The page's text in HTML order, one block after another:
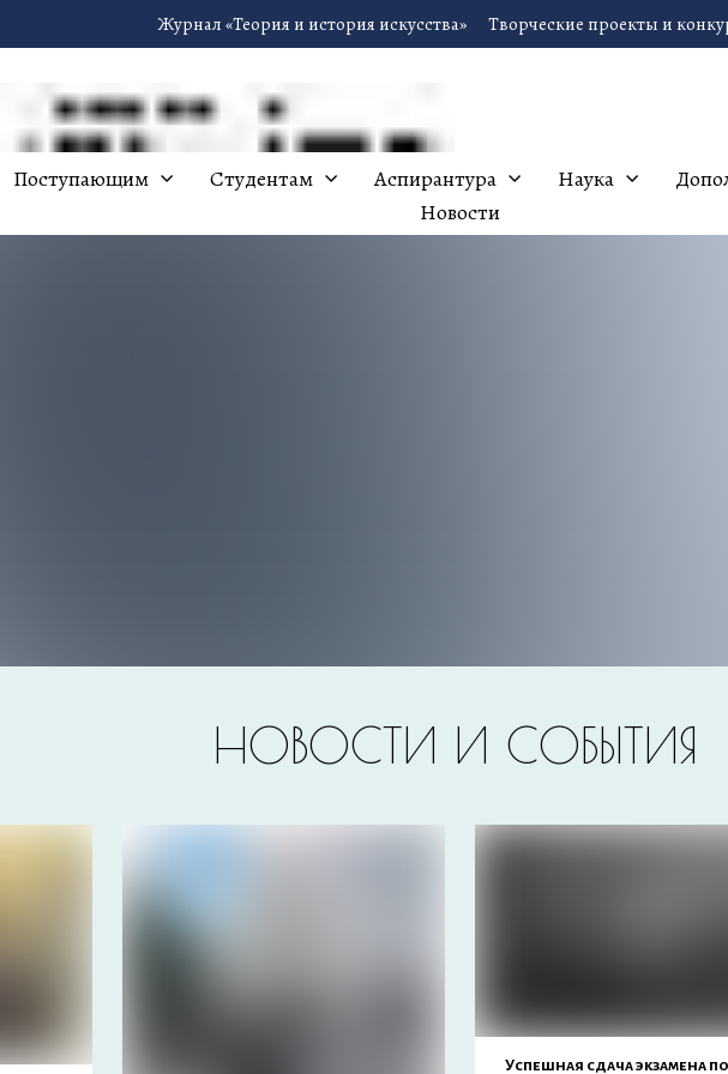
Журнал «Теория и история искусства» Творческие проекты и
Поступающим Студентам Аспирантура Наука
Новости
НОВОСТИ И СОБЫТИЯ
Успешная сдача экзамена по